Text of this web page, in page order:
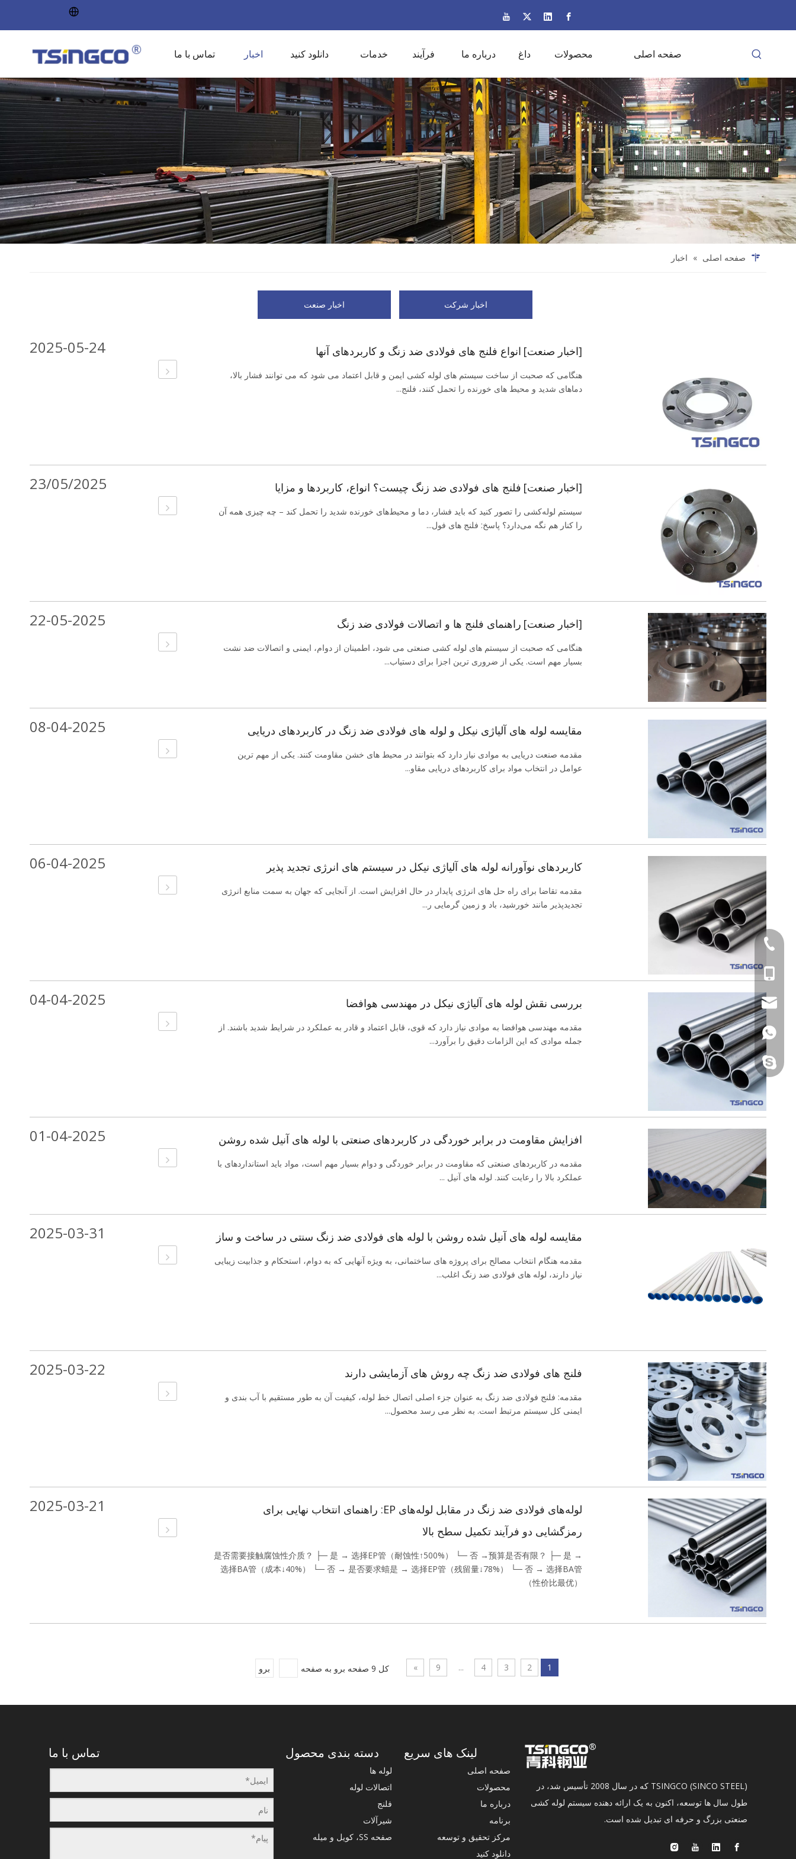
صفحه اصلی محصولات داغ درباره ما فرآیند خدمات دانلود کنید اخبار تماس با ما
صفحه اصلی » اخبار
اخبار شرکت اخبار صنعت
2025-05-24 [اخبار صنعت] انواع فلنج های فولادی ضد زنگ و کاربردهای آنها
هنگامی که صحبت از ساخت سیستم های لوله کشی ایمن و قابل اعتماد می شود که می توانند فشار بالا،
دماهای شدید و محیط های خورنده را تحمل کنند، فلنج...
23/05/2025 [اخبار صنعت] فلنج های فولادی ضد زنگ چیست؟ انواع، کاربردها و مزایا
سیستم لوله‌کشی را تصور کنید که باید فشار، دما و محیط‌های خورنده شدید را تحمل کند – چه چیزی همه آن
را کنار هم نگه می‌دارد؟ پاسخ: فلنج های فول...
22-05-2025 [اخبار صنعت] راهنمای فلنج ها و اتصالات فولادی ضد زنگ
هنگامی که صحبت از سیستم های لوله کشی صنعتی می شود، اطمینان از دوام، ایمنی و اتصالات ضد نشت
بسیار مهم است. یکی از ضروری ترین اجزا برای دستیاب...
08-04-2025 مقایسه لوله های آلیاژی نیکل و لوله های فولادی ضد زنگ در کاربردهای دریایی
مقدمه صنعت دریایی به موادی نیاز دارد که بتوانند در محیط های خشن مقاومت کنند. یکی از مهم ترین
عوامل در انتخاب مواد برای کاربردهای دریایی مقاو...
06-04-2025 کاربردهای نوآورانه لوله های آلیاژی نیکل در سیستم های انرژی تجدید پذیر
مقدمه تقاضا برای راه حل های انرژی پایدار در حال افزایش است. از آنجایی که جهان به سمت منابع انرژی
تجدیدپذیر مانند خورشید، باد و زمین گرمایی ر...
04-04-2025 بررسی نقش لوله های آلیاژی نیکل در مهندسی هوافضا
مقدمه مهندسی هوافضا به موادی نیاز دارد که قوی، قابل اعتماد و قادر به عملکرد در شرایط شدید باشند. از
جمله موادی که این الزامات دقیق را برآورد...
01-04-2025 افزایش مقاومت در برابر خوردگی در کاربردهای صنعتی با لوله های آنیل شده روشن
مقدمه در کاربردهای صنعتی که مقاومت در برابر خوردگی و دوام بسیار مهم است، مواد باید استانداردهای با
عملکرد بالا را رعایت کنند. لوله های آنیل ...
2025-03-31 مقایسه لوله های آنیل شده روشن با لوله های فولادی ضد زنگ سنتی در ساخت و ساز
مقدمه هنگام انتخاب مصالح برای پروژه های ساختمانی، به ویژه آنهایی که به دوام، استحکام و جذابیت زیبایی
نیاز دارند، لوله های فولادی ضد زنگ اغلب...
2025-03-22 فلنج های فولادی ضد زنگ چه روش های آزمایشی دارند
مقدمه: فلنج فولادی ضد زنگ به عنوان جزء اصلی اتصال خط لوله، کیفیت آن به طور مستقیم با آب بندی و
ایمنی کل سیستم مرتبط است. به نظر می رسد محصول...
2025-03-21
لوله‌های فولادی ضد زنگ در مقابل لوله‌های EP: راهنمای انتخاب نهایی برای
رمزگشایی دو فرآیند تکمیل سطح بالا
是否需要接触腐蚀性介质？ ├─ 是 → 选择EP管（耐蚀性↑500%） └─ 否 →预算是否有限？ ├─ 是 →
选择BA管（成本↓40%） └─ 否 → 是否要求蟢是 → 选择EP管（残留量↓78%） └─ 否 → 选择BA管
（性价比最优）
1
2
3
4
...
9
» کل 9 صفحه برو به صفحه برو
TSINGCO (SINCO STEEL) که در سال 2008 تأسیس شد، در
طول سال ها توسعه، اکنون به یک ارائه دهنده سیستم لوله کشی
صنعتی بزرگ و حرفه ای تبدیل شده است.
لینک های سریع
صفحه اصلی
محصولات
درباره ما
برنامه
مرکز تحقیق و توسعه
دانلود کنید
دسته بندی محصول
لوله ها
اتصالات لوله
فلنج
شیرآلات
صفحه SS، کویل و میله
+86-577-
+86-
+86
سینکاستیل
تماس با ما